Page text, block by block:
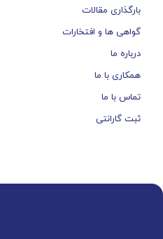
بارگذاری مقالات
گواهی ها و افتخارات
درباره ما
همکاری با ما
تماس با ما
ثبت گارانتی